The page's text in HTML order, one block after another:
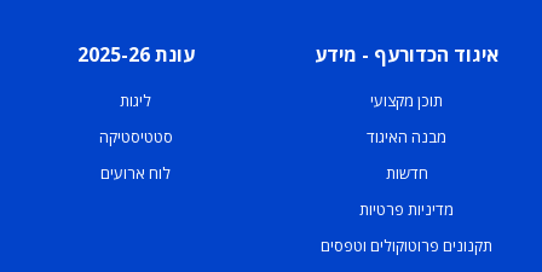
איגוד הכדורעף - מידע
תוכן מקצועי
מבנה האיגוד
חדשות
מדיניות פרטיות
תקנונים פרוטוקולים וטפסים
עונת 2025-26
ליגות
סטטיסטיקה
לוח ארועים